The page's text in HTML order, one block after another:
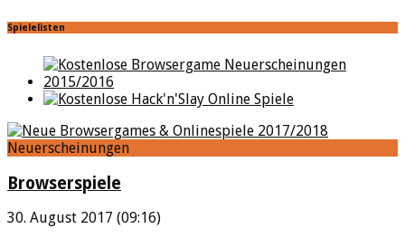
Spielelisten
Neuerscheinungen
Browserspiele
30. August 2017 (09:16)